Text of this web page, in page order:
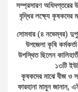
সম্প্রসারণ অধিদপ্তরের
বৃদ্ধির লক্ষ্যে কৃষকদের
সোমবার (৪ নভেম্বর)
উপজেলা কৃষি
উপস্থিত ছিলেন
১৩টি
কৃষকদের মাঝে বীজ ও
ফারহানা মামুন